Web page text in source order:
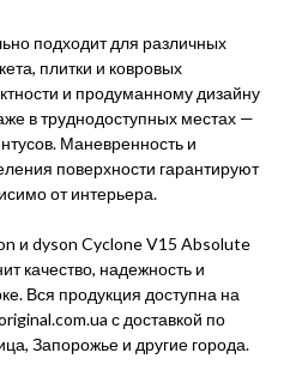
подходит для различных
плитки и ковровых
и продуманному дизайну
в труднодоступных местах —
Маневренность и
поверхности гарантируют
от интерьера.
и dyson Cyclone V15 Absolute
качество, надежность и
Вся продукция доступна на
с доставкой по
Запорожье и другие города.